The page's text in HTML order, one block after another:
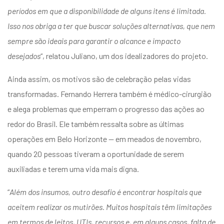
períodos em que a disponibilidade de alguns itens é limitada.
Isso nos obriga a ter que buscar soluções alternativas, que nem
sempre são ideais para garantir o alcance e impacto
desejados“, relatou Juliano, um dos idealizadores do projeto.
Ainda assim, os motivos são de celebração pelas vidas
transformadas. Fernando Herrera também é médico-cirurgião
e alega problemas que emperram o progresso das ações ao
redor do Brasil. Ele também ressalta sobre as últimas
operações em Belo Horizonte — em meados de novembro,
quando 20 pessoas tiveram a oportunidade de serem
auxiliadas e terem uma vida mais digna.
“Além dos insumos, outro desafio é encontrar hospitais que
aceitem realizar os mutirões. Muitos hospitais têm limitações
em termos de leitos, UTIs, recursos e, em alguns casos, falta de